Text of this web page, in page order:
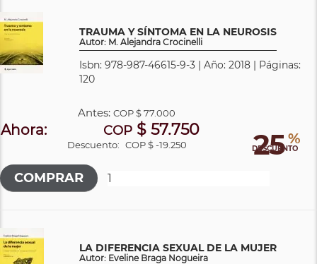
TRAUMA Y SÍNTOMA EN LA NEUROSIS
Autor: M. Alejandra Crocinelli
Isbn: 978-987-46615-9-3 | Año: 2018 | Páginas:
120
25 %
DESCUENTO
Antes:COP$ 77.000
Ahora: COP $ 57.750
Descuento: COP $ -19.250
LA DIFERENCIA SEXUAL DE LA MUJER
Autor: Eveline Braga Nogueira